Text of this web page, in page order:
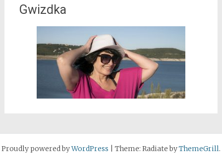
Gwizdka
Proudly powered byWordPress Theme: Radiate byThemeGrill.